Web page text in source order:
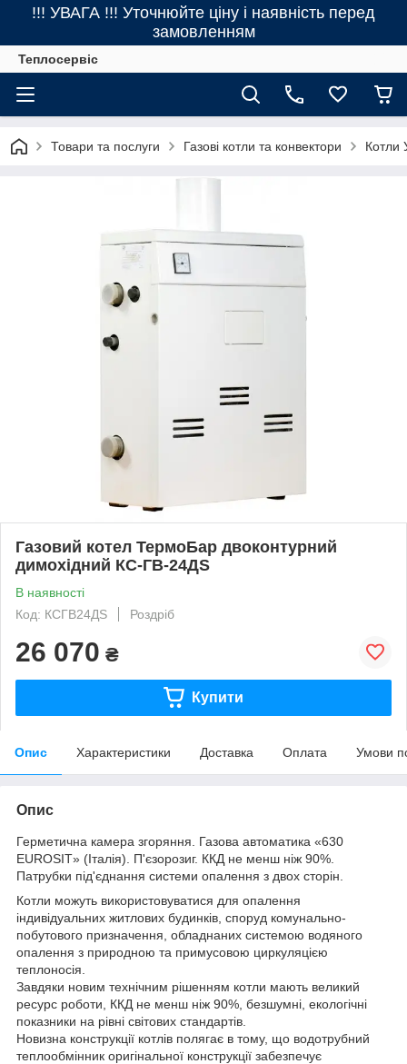
!!! УВАГА !!! Уточнюйте ціну і наявність перед
замовленням
Теплосервіс
Товари та послуги Газові котли та конвектори Котли
Газовий котел ТермоБар двоконтурний
димохідний КС-ГВ-24ДS
В наявності
Код: КСГВ24ДS
Роздріб
26 070 ₴
Купити
Опис Характеристики Доставка Оплата Умови
Опис
Герметична камера згоряння. Газова автоматика «630
EUROSIT» (Італія). П'єзорозиг. ККД не менш ніж 90%.
Патрубки під'єднання системи опалення з двох сторін.
Котли можуть використовуватися для опалення
індивідуальних житлових будинків, споруд комунально-
побутового призначення, обладнаних системою водяного
опалення з природною та примусовою циркуляцією
теплоносія.
Завдяки новим технічним рішенням котли мають великий
ресурс роботи, ККД не менш ніж 90%, безшумні, екологічні
показники на рівні світових стандартів.
Новизна конструкції котлів полягає в тому, що водотрубний
теплообмінник оригінальної конструкції забезпечує